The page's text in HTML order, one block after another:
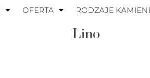
OFERTA RODZAJE KAMIENI
Lino